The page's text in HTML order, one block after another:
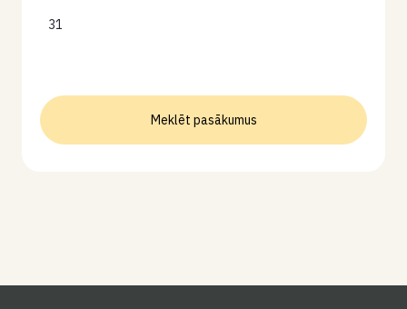
31
Meklēt pasākumus